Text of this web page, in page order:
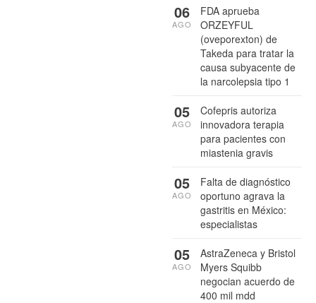
FDA aprueba
ORZEYFUL
(oveporexton) de
Takeda para tratar la
causa subyacente de
la narcolepsia tipo 1
06
AGO
Cofepris autoriza
innovadora terapia
para pacientes con
miastenia gravis
05
AGO
Falta de diagnóstico
oportuno agrava la
gastritis en México:
especialistas
05
AGO
AstraZeneca y Bristol
Myers Squibb
negocian acuerdo de
400 mil mdd
05
AGO